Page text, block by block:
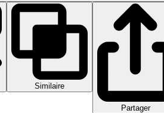
Similaire
Partager